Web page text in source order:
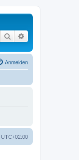
Suche
Anmelden
UTC+02:00